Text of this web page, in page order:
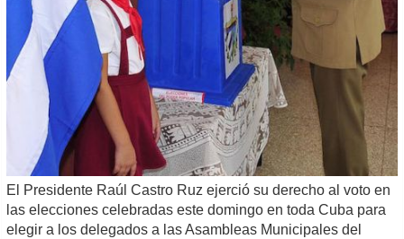
El Presidente Raúl Castro Ruz ejerció su derecho al voto en
las elecciones celebradas este domingo en toda Cuba para
elegir a los delegados a las Asambleas Municipales del